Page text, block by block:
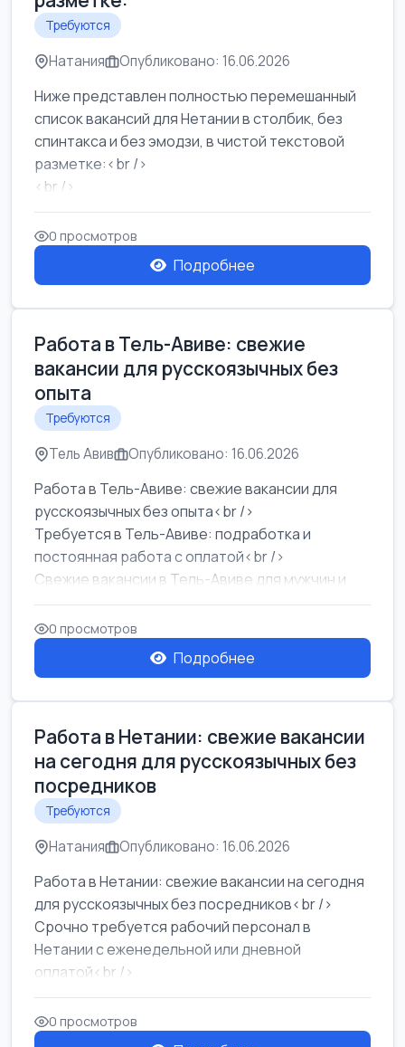
Требуются
Натания Опубликовано: 16.06.2026
Ниже представлен полностью перемешанный
список вакансий для Нетании в столбик, без
спинтакса и без эмодзи, в чистой текстовой
разметке:<br />
<br />
Работа в Нетании на мебельном производстве:
требу...
0 просмотров
Подробнее
Работа в Тель-Авиве: свежие
вакансии для русскоязычных без
опыта
Требуются
Тель Авив Опубликовано: 16.06.2026
Работа в Тель-Авиве: свежие вакансии для
русскоязычных без опыта<br />
Требуется в Тель-Авиве: подработка и
постоянная работа с оплатой<br />
Свежие вакансии в Тель-Авиве для мужчин и
женщин от хозя...
0 просмотров
Подробнее
Работа в Нетании: свежие вакансии
на сегодня для русскоязычных без
посредников
Требуются
Натания Опубликовано: 16.06.2026
Работа в Нетании: свежие вакансии на сегодня
для русскоязычных без посредников<br />
Срочно требуется рабочий персонал в
Нетании с еженедельной или дневной
оплатой<br />
Свежие вакансии в Нетании дл...
0 просмотров